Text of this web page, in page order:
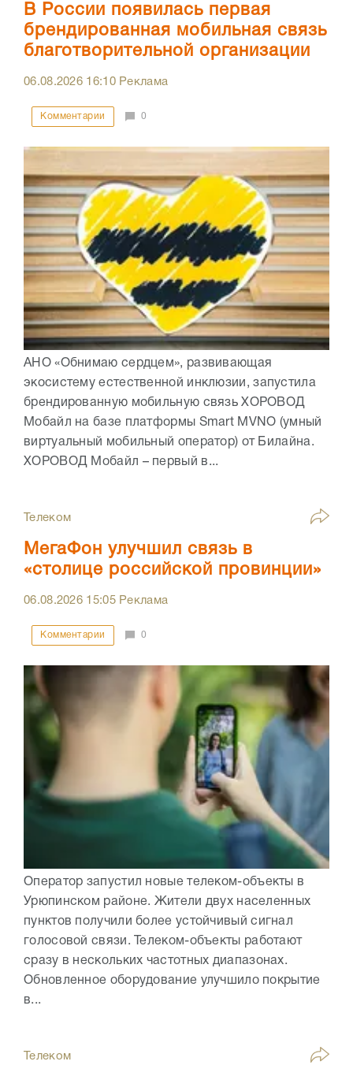
В России появилась первая
брендированная мобильная связь
благотворительной организации
06.08.2026 16:10Реклама
Комментарии 0
АНО «Обнимаю сердцем», развивающая
экосистему естественной инклюзии, запустила
брендированную мобильную связь ХОРОВОД
Мобайл на базе платформы Smart MVNO (умный
виртуальный мобильный оператор) от Билайна.
ХОРОВОД Мобайл – первый в...
Телеком
МегаФон улучшил связь в
«столице российской провинции»
06.08.2026 15:05Реклама
Комментарии 0
Оператор запустил новые телеком-объекты в
Урюпинском районе. Жители двух населенных
пунктов получили более устойчивый сигнал
голосовой связи. Телеком-объекты работают
сразу в нескольких частотных диапазонах.
Обновленное оборудование улучшило покрытие
в...
Телеком